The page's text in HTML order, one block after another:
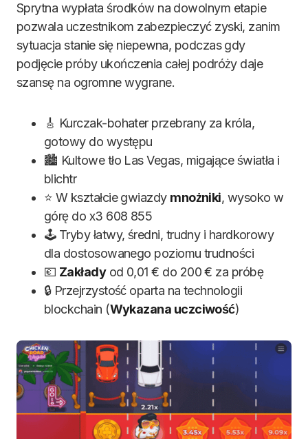
Sprytna wypłata środków na dowolnym etapie
pozwala uczestnikom zabezpieczyć zyski, zanim
sytuacja stanie się niepewna, podczas gdy
podjęcie próby ukończenia całej podróży daje
szansę na ogromne wygrane.
🎸 Kurczak-bohater przebrany za króla,
gotowy do występu
🏙️ Kultowe tło Las Vegas, migające światła i
blichtr
⭐ W kształcie gwiazdy mnożniki, wysoko w
górę do x3 608 855
🕹️ Tryby łatwy, średni, trudny i hardkorowy
dla dostosowanego poziomu trudności
💶 Zakładyod 0,01 € do 200 € za próbę
🔒 Przejrzystość oparta na technologii
blockchain (Wykazana uczciwość)